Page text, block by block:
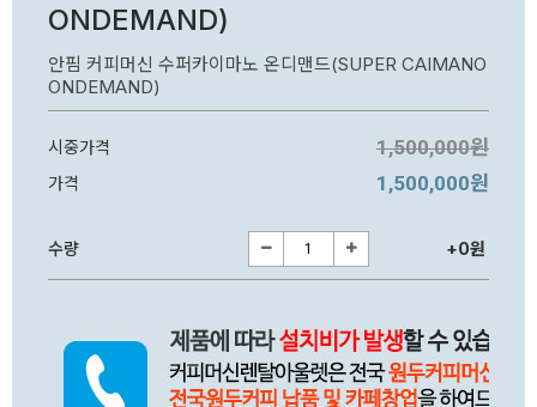
ONDEMAND)
안핌 커피머신 수퍼카이마노 온디맨드(SUPER CAIMANO
ONDEMAND)
시중가격 1,500,000원
가격 1,500,000원
수량 +0원